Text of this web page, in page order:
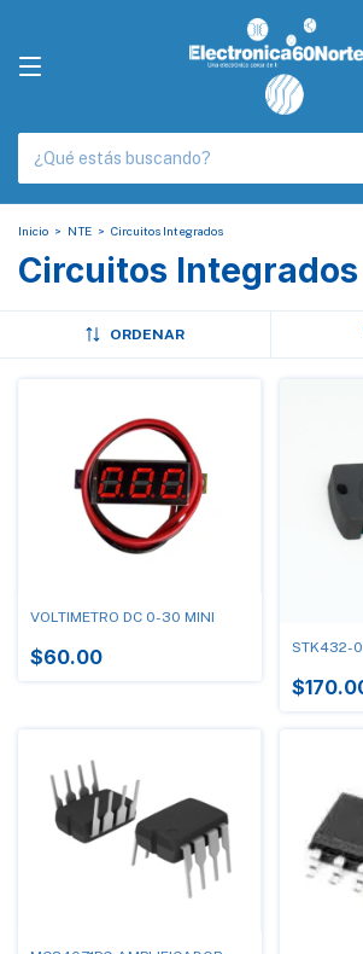
Inicio > NTE > Circuitos Integrados
Circuitos Integrados
ORDENAR
VOLTIMETRO DC 0-30 MINI
$60.00 STK432-